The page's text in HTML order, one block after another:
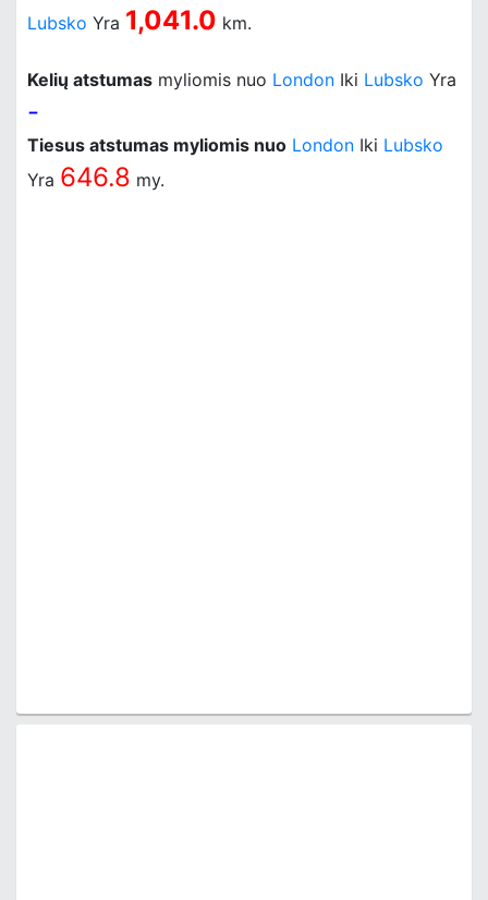
Lubsko Yra 1,041.0 km.
Kelių atstumas myliomis nuo London Iki Lubsko Yra
-
Tiesus atstumas myliomis nuo London Iki Lubsko
Yra 646.8 my.